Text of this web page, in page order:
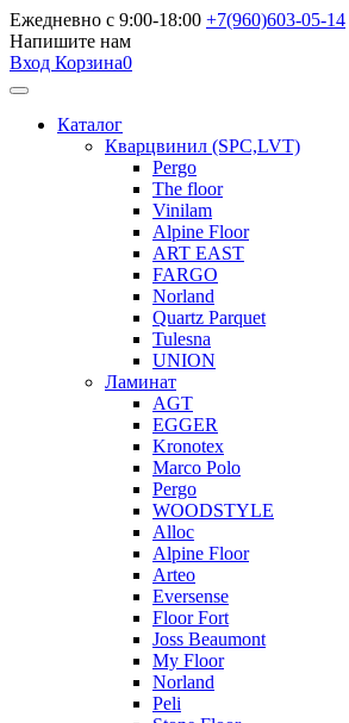
Ежедневно с 9:00-18:00 +7(960)603-05-14
Напишите нам
Вход Корзина0
Каталог
Кварцвинил (SPC,LVT)
Pergo
The floor
Vinilam
Alpine Floor
ART EAST
FARGO
Norland
Quartz Parquet
Tulesna
UNION
Ламинат
AGT
EGGER
Kronotex
Marco Polo
Pergo
WOODSTYLE
Alloc
Alpine Floor
Arteo
Eversense
Floor Fort
Joss Beaumont
My Floor
Norland
Peli